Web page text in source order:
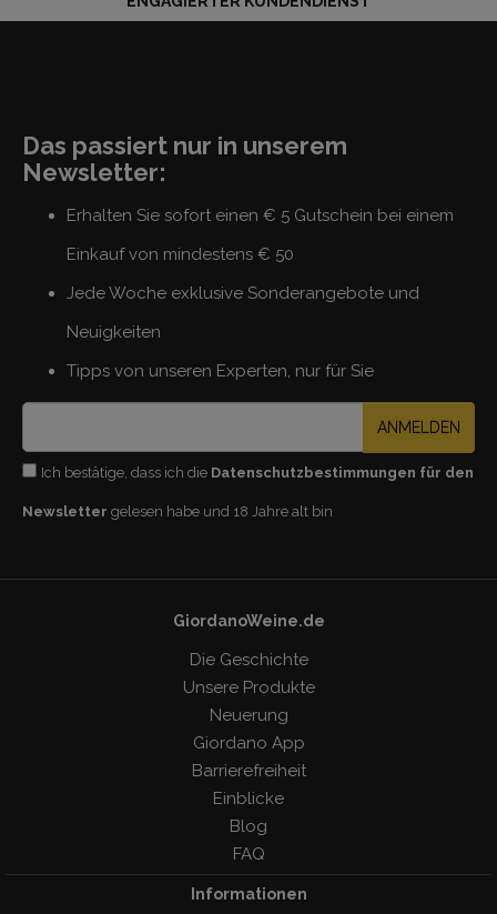
Das passiert nur in unserem
Newsletter:
Erhalten Sie sofort einen € 5 Gutschein bei einem
Einkauf von mindestens € 50
Jede Woche exklusive Sonderangebote und
Neuigkeiten
Tipps von unseren Experten, nur für Sie
ANMELDEN
Ich bestätige, dass ich die Datenschutzbestimmungen für den
Newsletter gelesen habe und 18 Jahre alt bin
GiordanoWeine.de
Die Geschichte
Unsere Produkte
Neuerung
Giordano App
Barrierefreiheit
Einblicke
Blog
FAQ
Informationen